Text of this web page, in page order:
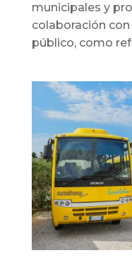
municipales y
colaboración
público, como